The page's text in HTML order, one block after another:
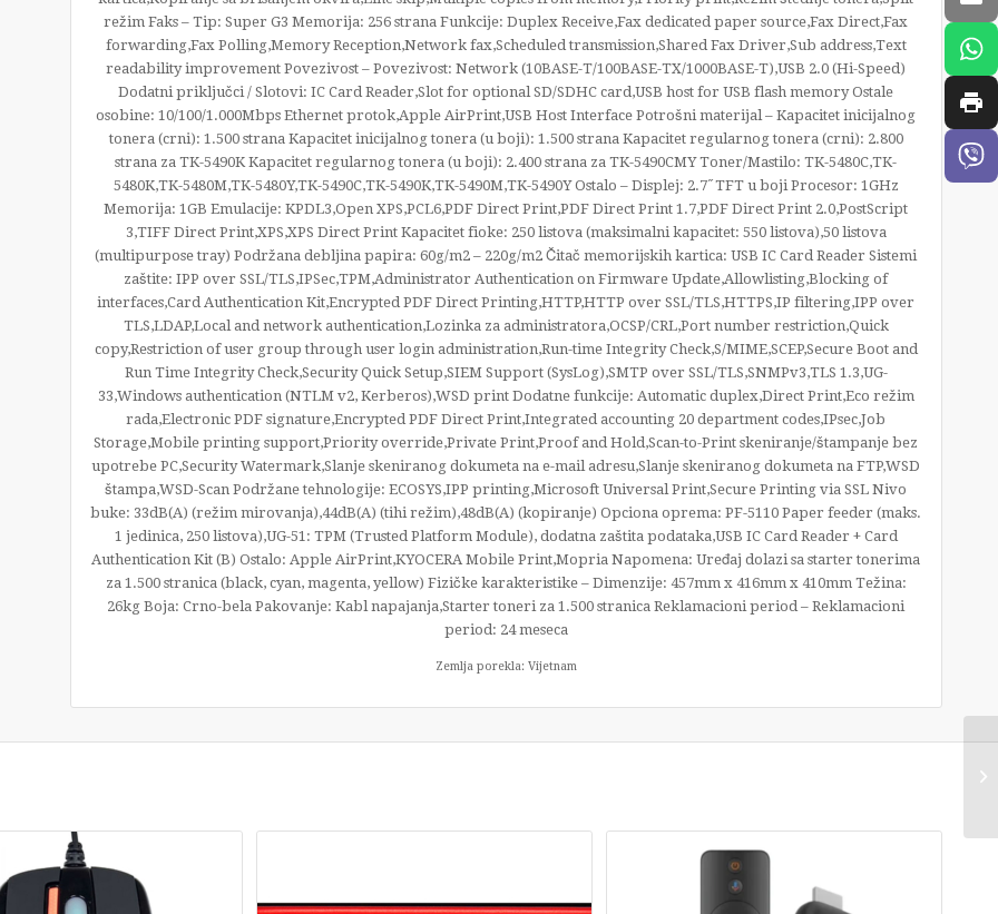
režim Faks – Tip: Super G3 Memorija: 256 strana Funkcije: Duplex Receive,Fax dedicated paper source,Fax Direct,Fax
forwarding,Fax Polling,Memory Reception,Network fax,Scheduled transmission,Shared Fax Driver,Sub address,Text
readability improvement Povezivost – Povezivost: Network (10BASE-T/100BASE-TX/1000BASE-T),USB 2.0 (Hi-Speed)
Dodatni priključci / Slotovi: IC Card Reader,Slot for optional SD/SDHC card,USB host for USB flash memory Ostale
osobine: 10/100/1.000Mbps Ethernet protok,Apple AirPrint,USB Host Interface Potrošni materijal – Kapacitet inicijalnog
tonera (crni): 1.500 strana Kapacitet inicijalnog tonera (u boji): 1.500 strana Kapacitet regularnog tonera (crni): 2.800
strana za TK-5490K Kapacitet regularnog tonera (u boji): 2.400 strana za TK-5490CMY Toner/Mastilo: TK-5480C,TK-
5480K,TK-5480M,TK-5480Y,TK-5490C,TK-5490K,TK-5490M,TK-5490Y Ostalo – Displej: 2.7˝ TFT u boji Procesor: 1GHz
Memorija: 1GB Emulacije: KPDL3,Open XPS,PCL6,PDF Direct Print,PDF Direct Print 1.7,PDF Direct Print 2.0,PostScript
3,TIFF Direct Print,XPS,XPS Direct Print Kapacitet fioke: 250 listova (maksimalni kapacitet: 550 listova),50 listova
(multipurpose tray) Podržana debljina papira: 60g/m2 – 220g/m2 Čitač memorijskih kartica: USB IC Card Reader Sistemi
zaštite: IPP over SSL/TLS,IPSec,TPM,Administrator Authentication on Firmware Update,Allowlisting,Blocking of
interfaces,Card Authentication Kit,Encrypted PDF Direct Printing,HTTP,HTTP over SSL/TLS,HTTPS,IP filtering,IPP over
TLS,LDAP,Local and network authentication,Lozinka za administratora,OCSP/CRL,Port number restriction,Quick
copy,Restriction of user group through user login administration,Run-time Integrity Check,S/MIME,SCEP,Secure Boot and
Run Time Integrity Check,Security Quick Setup,SIEM Support (SysLog),SMTP over SSL/TLS,SNMPv3,TLS 1.3,UG-
33,Windows authentication (NTLM v2, Kerberos),WSD print Dodatne funkcije: Automatic duplex,Direct Print,Eco režim
rada,Electronic PDF signature,Encrypted PDF Direct Print,Integrated accounting 20 department codes,IPsec,Job
Storage,Mobile printing support,Priority override,Private Print,Proof and Hold,Scan-to-Print skeniranje/štampanje bez
upotrebe PC,Security Watermark,Slanje skeniranog dokumeta na e-mail adresu,Slanje skeniranog dokumeta na FTP,WSD
štampa,WSD-Scan Podržane tehnologije: ECOSYS,IPP printing,Microsoft Universal Print,Secure Printing via SSL Nivo
buke: 33dB(A) (režim mirovanja),44dB(A) (tihi režim),48dB(A) (kopiranje) Opciona oprema: PF-5110 Paper feeder (maks.
1 jedinica, 250 listova),UG-51: TPM (Trusted Platform Module), dodatna zaštita podataka,USB IC Card Reader + Card
Authentication Kit (B) Ostalo: Apple AirPrint,KYOCERA Mobile Print,Mopria Napomena: Uređaj dolazi sa starter tonerima
za 1.500 stranica (black, cyan, magenta, yellow) Fizičke karakteristike – Dimenzije: 457mm x 416mm x 410mm Težina:
26kg Boja: Crno-bela Pakovanje: Kabl napajanja,Starter toneri za 1.500 stranica Reklamacioni period – Reklamacioni
period: 24 meseca
Zemlja porekla: Vijetnam